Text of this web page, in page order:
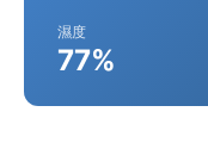
濕度
77%